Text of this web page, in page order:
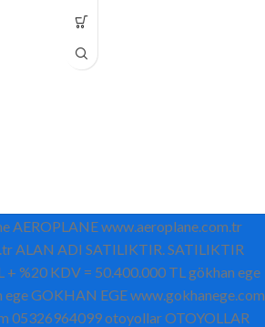
at
scelerisque leo aptent per at
vitae ante eleifend mollis
AEROPLANE www.aeroplane.com.tr
ALAN ADI SATILIKTIR. SATILIKTIR
+ %20 KDV = 50.400.000 TL gökhan ege
GOKHAN EGE www.gokhanege.com
05326964099 otoyollar OTOYOLLAR